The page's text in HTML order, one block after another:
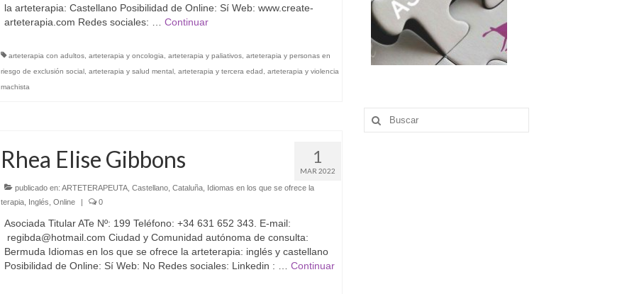
la arteterapia: Castellano Posibilidad de Online: Sí Web: www.create-
arteterapia.com Redes sociales: … Continuar
arteterapia con adultos, arteterapia y oncologia arteterapia y paliativos, arteterapia y personas en
riesgo de exclusión social, arteterapia y salud mental, arteterapia y tercera edad
arteterapia y violencia
machista
1
MAR 2022
Rhea Elise Gibbons
publicado en: ARTETERAPEUTA, Castellano, Cataluña, Idiomas en los que se ofrece la
terapia, Inglés Online | 0
Asociada Titular ATe Nº: 199 Teléfono: +34 631 652 343. E-mail:
regibda@hotmail.com Ciudad y Comunidad autónoma de consulta:
Bermuda Idiomas en los que se ofrece la arteterapia: inglés y castellano
Posibilidad de Online: Sí Web: No Redes sociales: Linkedin : … Continuar
Buscar
por: